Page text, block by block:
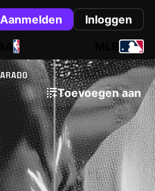
Aanmelden
Inloggen
Toevoegen aan